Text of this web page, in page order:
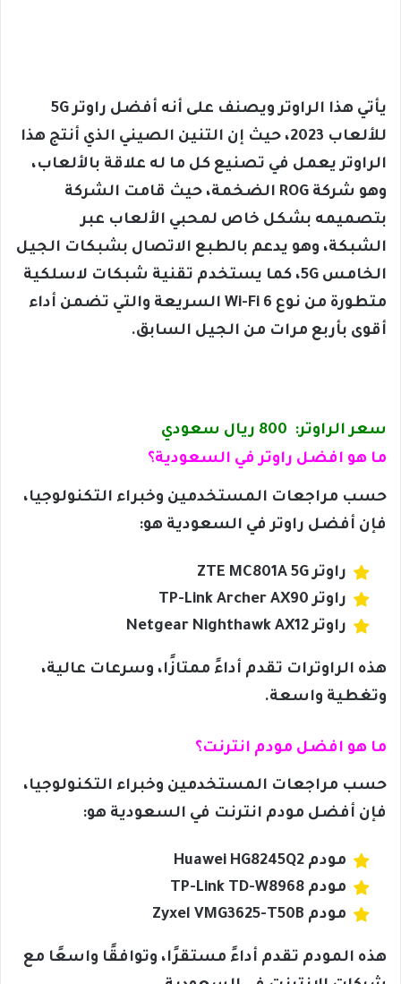
يأتي هذا الراوتر ويصنف على أنه أفضل
راوتر 5G
للألعاب 2023، حيث إن التنين الصيني الذي أنتج هذا
الراوتر يعمل في تصنيع كل ما له علاقة بالألعاب،
وهو شركة ROG الضخمة، حيث قامت الشركة
بتصميمه بشكل خاص لمحبي الألعاب عبر
الشبكة، وهو يدعم بالطبع الاتصال بشبكات الجيل
الخامس 5G، كما يستخدم تقنية شبكات لاسلكية
متطورة من نوع Wi-Fi 6 السريعة والتي تضمن أداء
أقوى بأربع مرات من الجيل السابق.
سعر الراوتر: 800 ريال سعودي
ما هو افضل راوتر في السعودية؟
حسب مراجعات المستخدمين وخبراء التكنولوجيا،
فإن أفضل راوتر في السعودية هو:
راوتر ZTE MC801A 5G
راوتر TP-Link Archer AX90
راوتر Netgear Nighthawk AX12
هذه الراوترات تقدم أداءً ممتازًا، وسرعات عالية،
وتغطية واسعة.
ما هو افضل مودم انترنت؟
حسب مراجعات المستخدمين وخبراء التكنولوجيا،
فإن أفضل مودم انترنت في السعودية هو:
مودم Huawei HG8245Q2
مودم TP-Link TD-W8968
مودم Zyxel VMG3625-T50B
هذه المودم تقدم أداءً مستقرًا، وتوافقًا واسعًا مع